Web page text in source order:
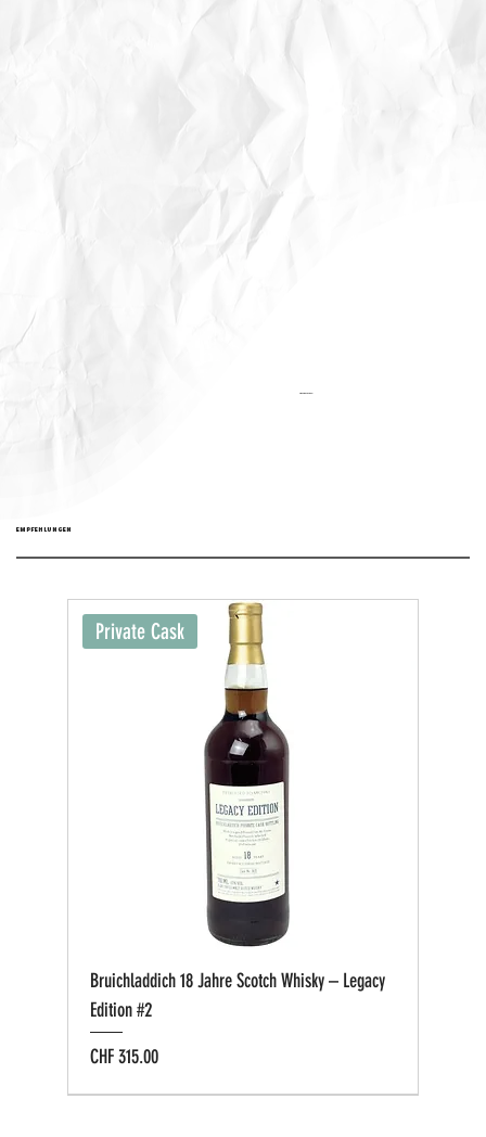
Aktualisiert:
EMPFEHLUNGEN
Private Cask
Bruichladdich 18 Jahre Scotch Whisky – Legacy
Edition #2
Preis
CHF 315.00